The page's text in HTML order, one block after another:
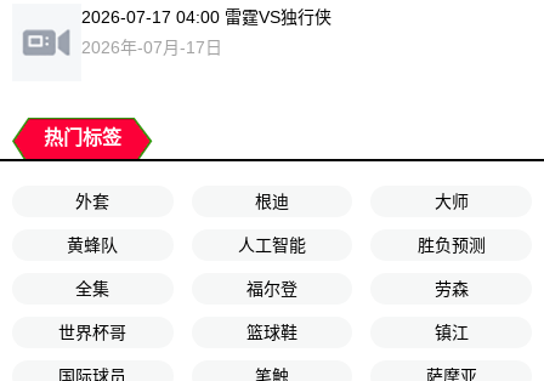
2026-07-17 04:00 雷霆VS独行侠
2026年-07月-17日
热门标签
外套 根迪 大师
黄蜂队 人工智能 胜负预测
全集 福尔登 劳森
世界杯哥 篮球鞋 镇江
国际球员 笔触 萨摩亚